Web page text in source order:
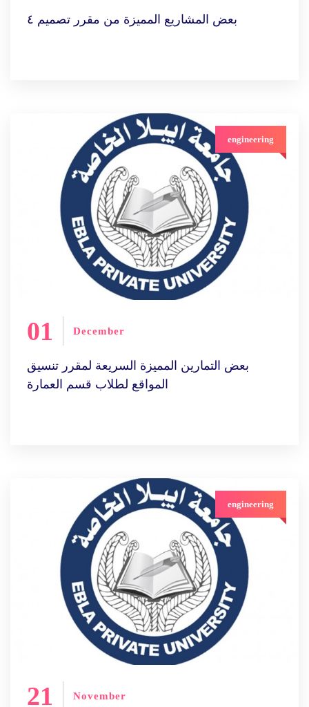
بعض المشاريع المميزة من مقرر تصميم ٤
engineering
01 December
بعض التمارين المميزة السريعة لمقرر تنسيق
المواقع لطلاب قسم العمارة
engineering
21 November